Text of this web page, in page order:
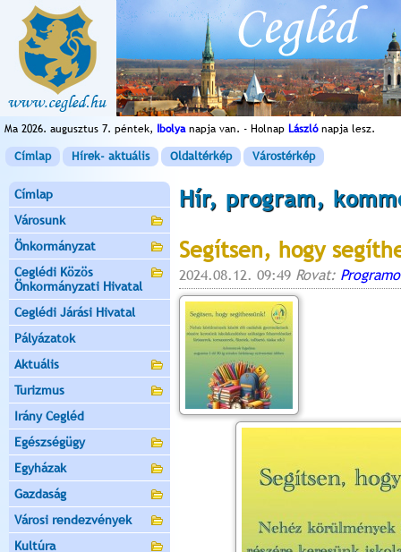
Ma 2026. augusztus 7. péntek, Ibolyanapja van. - Holnap Lászlónapja lesz.
Címlap Hírek- aktuális Oldaltérkép Várostérkép
Címlap
Városunk
Önkormányzat
Ceglédi Közös
Önkormányzati Hivatal
Ceglédi Járási Hivatal
Pályázatok
Aktuális
Turizmus
Irány Cegléd
Egészségügy
Egyházak
Gazdaság
Városi rendezvények
Kultúra
Hír, program,
Segítsen, hogy
2024.08.12. 09:49 Rovat: